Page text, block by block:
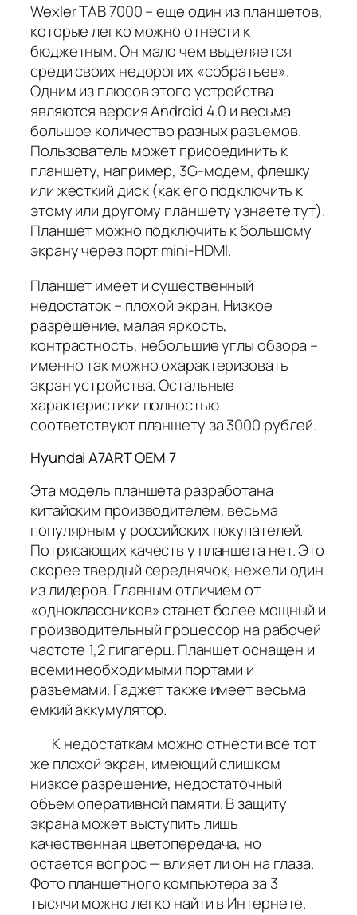
Wexler TAB 7000 – еще один из планшетов,
которые легко можно отнести к
бюджетным. Он мало чем выделяется
среди своих недорогих «собратьев».
Одним из плюсов этого устройства
являются версия Android 4.0 и весьма
большое количество разных разъемов.
Пользователь может присоединить к
планшету, например, 3G-модем, флешку
или жесткий диск (как его подключить к
этому или другому планшету узнаете тут).
Планшет можно подключить к большому
экрану через порт mini-HDMI.
Планшет имеет и существенный
недостаток – плохой экран. Низкое
разрешение, малая яркость,
контрастность, небольшие углы обзора –
именно так можно охарактеризовать
экран устройства. Остальные
характеристики полностью
соответствуют планшету за 3000 рублей.
Hyundai A7ART OEM 7
Эта модель планшета разработана
китайским производителем, весьма
популярным у российских покупателей.
Потрясающих качеств у планшета нет. Это
скорее твердый середнячок, нежели один
из лидеров. Главным отличием от
«одноклассников» станет более мощный и
производительный процессор на рабочей
частоте 1,2 гигагерц. Планшет оснащен и
всеми необходимыми портами и
разъемами. Гаджет также имеет весьма
емкий аккумулятор.
К недостаткам можно отнести все тот
же плохой экран, имеющий слишком
низкое разрешение, недостаточный
объем оперативной памяти. В защиту
экрана может выступить лишь
качественная цветопередача, но
остается вопрос — влияет ли он на глаза.
Фото планшетного компьютера за 3
тысячи можно легко найти в Интернете.